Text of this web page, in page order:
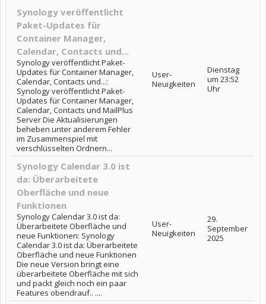
Synology veröffentlicht
Paket-Updates für
Container Manager,
Calendar, Contacts und...
Synology veröffentlicht Paket-
Updates für Container Manager,
Calendar, Contacts und...:
Synology veröffentlicht Paket-
Updates für Container Manager,
Calendar, Contacts und MailPlus
Server Die Aktualisierungen
beheben unter anderem Fehler
im Zusammenspiel mit
verschlüsselten Ordnern...
User-
Neuigkeiten
Dienstag
um 23:52
Uhr
Synology Calendar 3.0 ist
da: Überarbeitete
Oberfläche und neue
Funktionen
Synology Calendar 3.0 ist da:
Überarbeitete Oberfläche und
neue Funktionen: Synology
Calendar 3.0 ist da: Überarbeitete
Oberfläche und neue Funktionen
Die neue Version bringt eine
überarbeitete Oberfläche mit sich
und packt gleich noch ein paar
Features obendrauf.. ....
User-
Neuigkeiten
29.
September
2025